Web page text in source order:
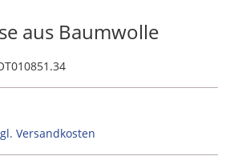
aus Baumwolle
Versandkosten